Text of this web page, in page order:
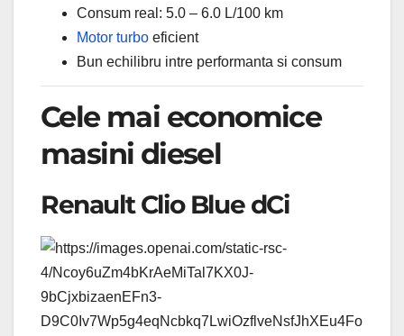
Consum real: 5.0 – 6.0 L/100 km
Motor turbo eficient
Bun echilibru intre performanta si consum
Cele mai economice
masini diesel
Renault Clio Blue dCi